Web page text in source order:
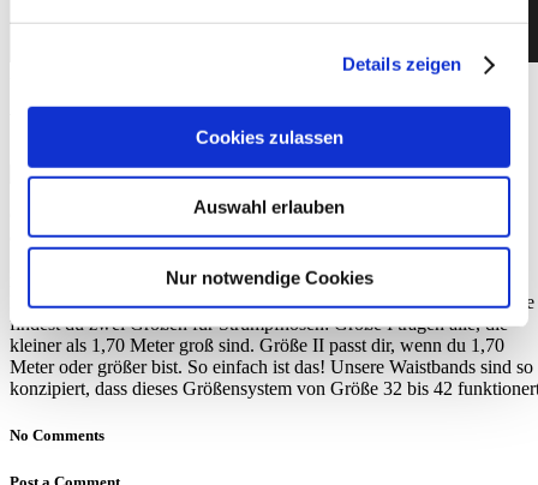
Details zeigen
Cookies zulassen
Auswahl erlauben
Nur notwendige Cookies
Welche Strumpfhosengröße habe ich?
Genau diese Frage haben wir uns früher auch sehr oft gestellt – und
deshalb ein eigenes Größensystem entwickelt, das viel besser zu
richtige Passform von Strumpfhosen ist nämlich vor allem die
Beinlänge entscheidend, nicht der Hüftumfang. Bei Too Hot To Hide
findest du zwei Größen für Strumpfhosen: Größe I tragen alle, die
kleiner als 1,70 Meter groß sind. Größe II passt dir, wenn du 1,70
Meter oder größer bist. So einfach ist das! Unsere Waistbands sind so
konzipiert, dass dieses Größensystem von Größe 32 bis 42
No Comments